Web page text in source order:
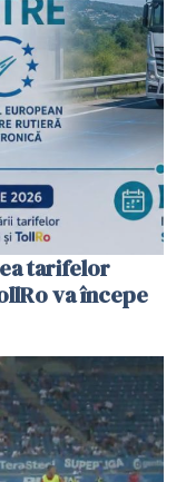
tarifelor
va începe